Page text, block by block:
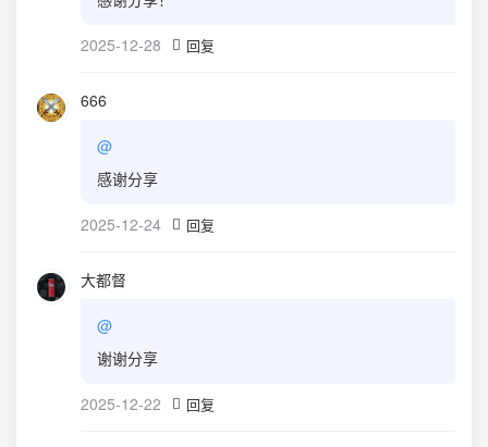
2025-12-28 回复
666
@
感谢分享
2025-12-24 回复
大都督
@
谢谢分享
2025-12-22 回复